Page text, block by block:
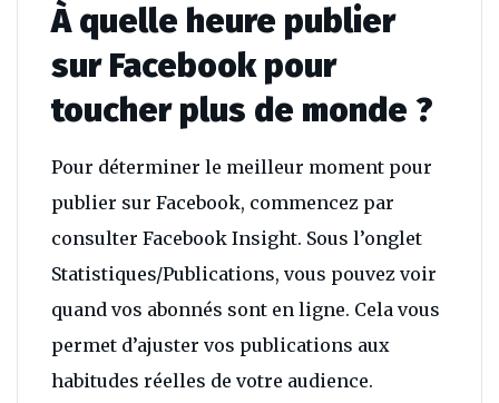
À quelle heure publier
sur Facebook pour
toucher plus de monde ?
Pour déterminer le meilleur moment pour
publier sur Facebook, commencez par
consulter Facebook Insight. Sous l’onglet
Statistiques/Publications, vous pouvez voir
quand vos abonnés sont en ligne. Cela vous
permet d’ajuster vos publications aux
habitudes réelles de votre audience.